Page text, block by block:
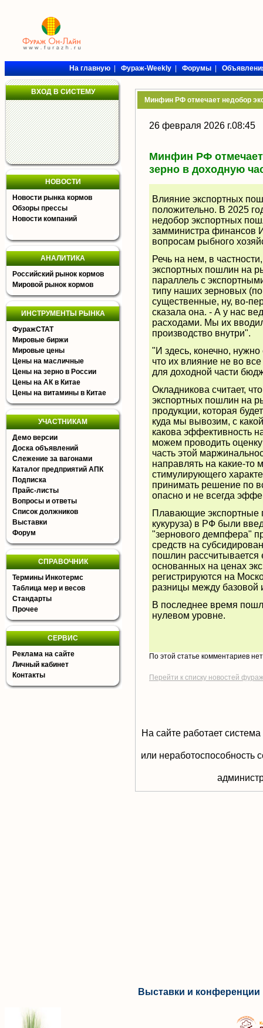
На главную|Фураж-Weekly|Форумы|
ВХОД В СИСТЕМУ
НОВОСТИ
Новости рынка кормов
Обзоры прессы
Новости компаний
АНАЛИТИКА
Российский рынок кормов
Мировой рынок кормов
ИНСТРУМЕНТЫ РЫНКА
ФуражСТАТ
Мировые биржи
Мировые цены
Цены на масличные
Цены на зерно в России
Цены на АК в Китае
Цены на витамины в Китае
УЧАСТНИКАМ
Демо версии
Доска объявлений
Слежение за вагонами
Каталог предприятий АПК
Подписка
Прайс-листы
Вопросы и ответы
Список должников
Выставки
Форум
СПРАВОЧНИК
Термины Инкотермс
Таблица мер и весов
Стандарты
Прочее
СЕРВИС
Реклама на сайте
Личный кабинет
Контакты
Минфин РФ отмечает недобор
26 февраля 2026 г.08:45
Минфин РФ
зерно в доходную
Влияние экспортных
положительно. В 2025
недобор экспортных
замминистра финансов
вопросам рыбного
Речь на нем, в
экспортных пошлин на
параллель с
типу наших зерновых
существенные, ну, во-
сказала она. - А у нас
расходами. Мы их
производство внутри".
"И здесь, конечно,
что их влияние не во
для доходной части
Окладникова считает,
экспортных пошлин на
продукции, которая
куда мы вывозим, с
какова эффективность
можем проводить
часть этой
направлять на какие-
стимулирующего
принимать решение по
опасно и не всегда
Плавающие экспортные
кукуруза) в РФ были
"зернового демпфера"
средств на
пошлин рассчитывается
основанных на ценах
регистрируются на
разницы между базовой
В последнее время
нулевом уровне.
По этой статье комментариев
Перейти к списку новостей
На сайте работает
или неработоспособность
Выставки и конференции